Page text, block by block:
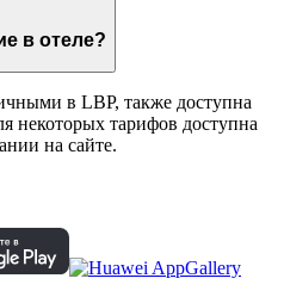
Как оплатить проживание в отеле?
в LBP, также доступна
некоторых тарифов доступна
на сайте.